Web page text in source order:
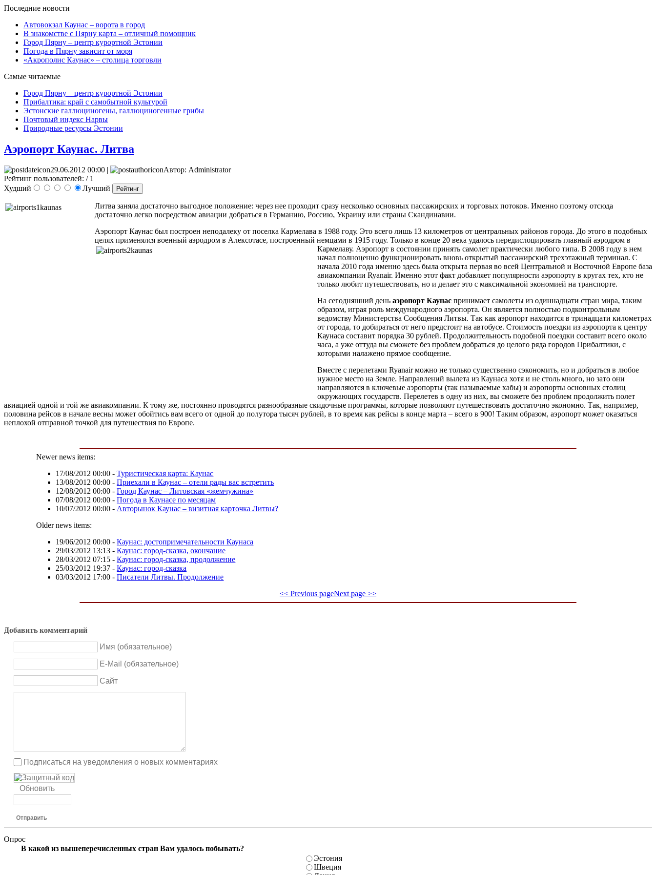
Последние новости
Автовокзал Каунас – ворота в город
В знакомстве с Пярну карта – отличный помощник
Город Пярну – центр курортной Эстонии
Погода в Пярну зависит от моря
«Акрополис Каунас» – столица торговли
Самые читаемые
Город Пярну – центр курортной Эстонии
Прибалтика: край с самобытной культурой
Эстонские галлюциногены, галлюциногенные грибы
Почтовый индекс Нарвы
Природные ресурсы Эстонии
Аэропорт Каунас. Литва
29.06.2012 00:00 |
Автор: Administrator
Рейтинг пользователей: / 1
Худший
Лучший
Литва заняла достаточно выгодное положение: через нее проходит сразу несколько основных пассажирских и торговых потоков. Именно поэтому отсюда
достаточно легко посредством авиации добраться в Германию, Россию, Украину или страны Скандинавии.
Аэропорт Каунас был построен неподалеку от поселка Кармелава в 1988 году. Это всего лишь 13 километров от центральных районов города. До этого в подобных
целях применялся военный аэродром в Алексотасе, построенный немцами в 1915 году. Только в конце 20 века удалось передислоцировать главный аэродром в
Кармелаву. Аэропорт в состоянии принять самолет практически любого типа. В 2008 году в нем
начал полноценно функционировать вновь открытый пассажирский трехэтажный терминал. С
начала 2010 года именно здесь была открыта первая во всей Центральной и Восточной Европе база
авиакомпании Ryanair. Именно этот факт добавляет популярности аэропорту в кругах тех, кто не
только любит путешествовать, но и делает это с максимальной экономией на транспорте.
На сегодняшний день аэропорт Каунас принимает самолеты из одиннадцати стран мира, таким
образом, играя роль международного аэропорта. Он является полностью подконтрольным
ведомству Министерства Сообщения Литвы. Так как аэропорт находится в тринадцати километрах
от города, то добираться от него предстоит на автобусе. Стоимость поездки из аэропорта к центру
Каунаса составит порядка 30 рублей. Продолжительность подобной поездки составит всего около
часа, а уже оттуда вы сможете без проблем добраться до целого ряда городов Прибалтики, с
которыми налажено прямое сообщение.
Вместе с перелетами Ryanair можно не только существенно сэкономить, но и добраться в любое
нужное место на Земле. Направлений вылета из Каунаса хотя и не столь много, но зато они
направляются в ключевые аэропорты (так называемые хабы) и аэропорты основных столиц
окружающих государств. Перелетев в одну из них, вы сможете без проблем продолжить полет
авиацией одной и той же авиакомпании. К тому же, постоянно проводятся разнообразные скидочные программы, которые позволяют путешествовать достаточно экономно. Так, например,
половина рейсов в начале весны может обойтись вам всего от одной до полутора тысяч рублей, в то время как рейсы в конце марта – всего в 900! Таким образом, аэропорт может оказаться
неплохой отправной точкой для путешествия по Европе.
Newer news items:
17/08/2012 00:00 -Туристическая карта: Каунас
13/08/2012 00:00 -Приехали в Каунас – отели рады вас встретить
12/08/2012 00:00 -Город Каунас – Литовская «жемчужина»
07/08/2012 00:00 -Погода в Каунасе по месяцам
10/07/2012 00:00 - Авторынок Каунас – визитная карточка Литвы?
Older news items:
19/06/2012 00:00 -Каунас: достопримечательности Каунаса
29/03/2012 13:13 -Каунас: город-сказка, окончание
28/03/2012 07:15 -Каунас: город-сказка, продолжение
25/03/2012 19:37 -Каунас: город-сказка
03/03/2012 17:00 -Писатели Литвы. Продолжение
<< Previous pageNext page >>
Добавить комментарий
Имя (обязательное)
E-Mail (обязательное)
Сайт
Подписаться на уведомления о новых комментариях
Обновить
Отправить
Опрос
В какой из вышеперечисленных стран Вам удалось побывать?
Эстония
Швеция